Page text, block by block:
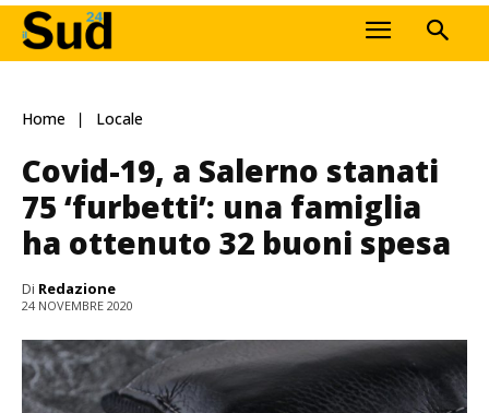
Home Locale
Covid-19, a Salerno stanati
75 ‘furbetti’: una famiglia
ha ottenuto 32 buoni spesa
Di Redazione
24 NOVEMBRE 2020